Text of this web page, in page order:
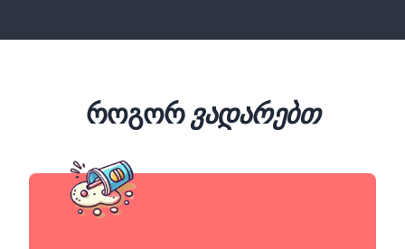
როგორვადარებთ
სხვა ცნობილი სახეების მსგავსების